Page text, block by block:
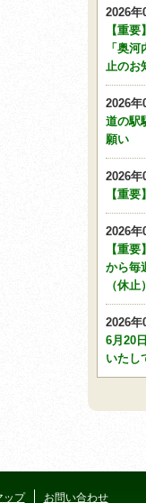
2026年
【重
「奥
止のお
2026年
道の駅
願い
2026年
【重
2026年
【重
から毎
（休
2026年
6月20
いたし
ップ お問い合わせ